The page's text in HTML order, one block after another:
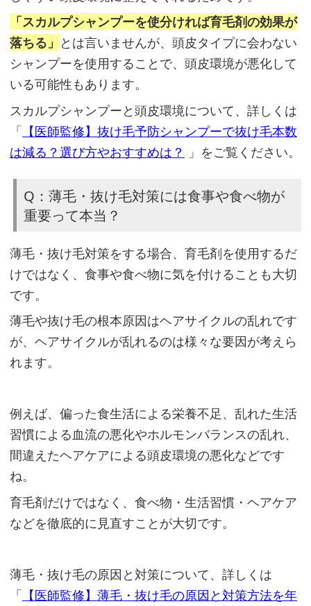
「スカルプシャンプーを使分ければ育毛剤の効果が
落ちる」 とは言いませんが、頭皮タイプに会わない
シャンプーを使用することで、頭皮環境が悪化して
いる可能性もあります。
スカルプシャンプーと頭皮環境について、詳しくは
「 【医師監修】抜け毛予防シャンプーで抜け毛本数
は減る？選び方やおすすめは？
」をご覧ください。
Q：薄毛・抜け毛対策には食事や食べ物が
重要って本当？
薄毛・抜け毛対策をする場合、育毛剤を使用するだ
けではなく、食事や食べ物に気を付けることも大切
です。
薄毛や抜け毛の根本原因はヘアサイクルの乱れです
が、ヘアサイクルが乱れるのは様々な要因が考えら
れます。
例えば、偏った食生活による栄養不足、乱れた生活
習慣による血流の悪化やホルモンバランスの乱れ、
間違えたヘアケアによる頭皮環境の悪化などです
ね。
育毛剤だけではなく、食べ物・生活習慣・ヘアケア
などを徹底的に見直すことが大切です。
薄毛・抜け毛の原因と対策について、詳しくは
「 【医師監修】薄毛・抜け毛の原因と対策方法を年